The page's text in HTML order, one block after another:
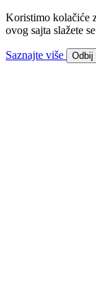
Koristimo kolačiće
ovog sajta slažete
Saznajte više Odbij